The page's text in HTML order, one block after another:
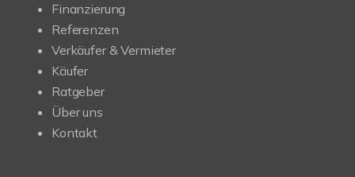
Finanzierung
Referenzen
Verkäufer & Vermieter
Käufer
Ratgeber
Über uns
Kontakt